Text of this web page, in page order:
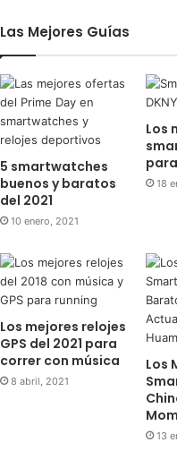
e
b
o
t
t
e
r
Las Mejores Guías
5 smartwatches
buenos y baratos
del 2021
10 enero, 2021
Los
18
Los mejores relojes
GPS del 2021 para
correr con música
8 abril, 2021
Los
13